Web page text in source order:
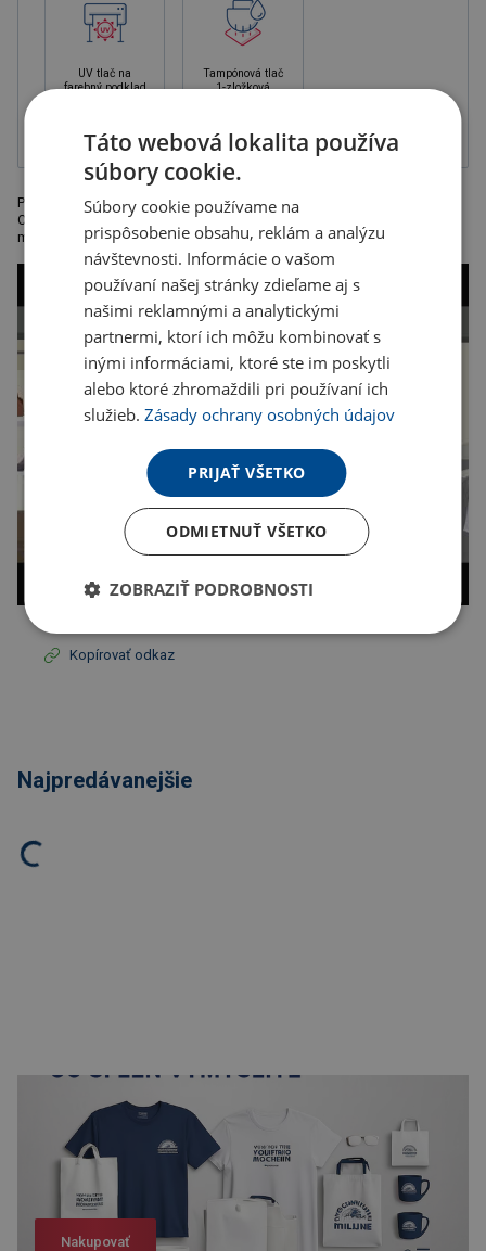
UV tlač na
farebný podklad
Tampónová tlač
1-zložková
Podložka pod myš vhodná na sublimáciu. Rozmery: 20 x 24 x 0,3 cm.
Odporúčaná technológia tlače: sieťotlač S2, sublimácie. Kartónové
množstvo v ks: 200
Kopírovať odkaz
Najpredávanejšie
Nakupovať
Táto webová lokalita používa
súbory cookie.
Súbory cookie používame na
prispôsobenie obsahu, reklám a analýzu
návštevnosti. Informácie o vašom
používaní našej stránky zdieľame aj s
našimi reklamnými a analytickými
partnermi, ktorí ich môžu kombinovať s
inými informáciami, ktoré ste im poskytli
alebo ktoré zhromaždili pri používaní ich
služieb.Zásady ochrany osobných údajov
PRIJAŤ VŠETKO
ODMIETNUŤ VŠETKO
ZOBRAZIŤ PODROBNOSTI